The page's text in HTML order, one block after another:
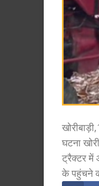
घटना
ट्रैक्टर में
के पहुंचने